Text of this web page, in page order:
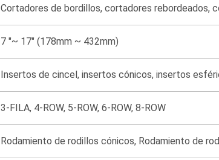
Cortadores de bordillos, cortadores rebordeados,
7 "~ 17" (178mm ~ 432mm)
Insertos de cincel, insertos cónicos, insertos
3-FILA, 4-ROW, 5-ROW, 6-ROW, 8-ROW
Rodamiento de rodillos cónicos, Rodamiento de